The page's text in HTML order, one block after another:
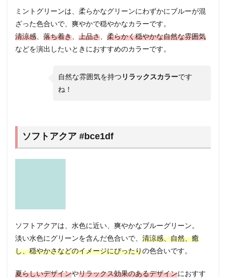
せる
装飾
を使
おう
ミントグリーンは、柔らかなグリーンにわずかにブルーが混
ざった色合いで、爽やかで穏やかなカラーです。
清涼感、 落ち着き、 上品さ、 柔らかく穏やかな自然な雰囲気
などを演出したいときにおすすめのカラーです。
自然な雰囲気を持つ リラックスカラーです
ね！
ソフトアクア #bce1df
ソフトアクアは、水色に近い、爽やかなブルーグリーン。
淡い水色にグリーンを含んだ色合いで、 清涼感、自然、癒
し、穏やかさなどのイメージにぴったりの色合いです。
夏らしいデザインやリラックス効果のあるデザインにおすす